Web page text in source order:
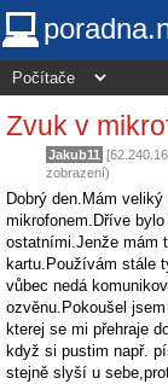
Zvuk v
Jakub11
zobrazení)
Dobrý den.Mám
mikrofonem.Dříve
ostatními.Jenže mám
kartu.Používám stále
vůbec nedá
ozvěnu.Pokoušel
kterej se mi přehraje
když si pustim např.
stejně slyší u